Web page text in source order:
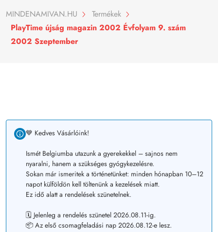
MINDENAMIVAN.HU
Termékek
PlayTime újság magazin 2002 Évfolyam 9. szám
2002 Szeptember
💙 Kedves Vásárlóink!
Ismét Belgiumba utazunk a gyerekekkel – sajnos nem
nyaralni, hanem a szükséges gyógykezelésre.
Sokan már ismeritek a történetünket: minden hónapban 10–12
napot külföldön kell töltenünk a kezelések miatt.
Ez idő alatt a rendelések szünetelnek.
🗓️ Jelenleg a rendelés szünetel 2026.08.11-ig.
📦 Az első csomagfeladási nap 2026.08.12-e lesz.